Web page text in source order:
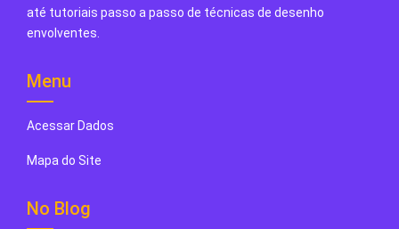
até tutoriais passo a passo de técnicas de desenho
envolventes.
Menu
Acessar Dados
Mapa do Site
No Blog